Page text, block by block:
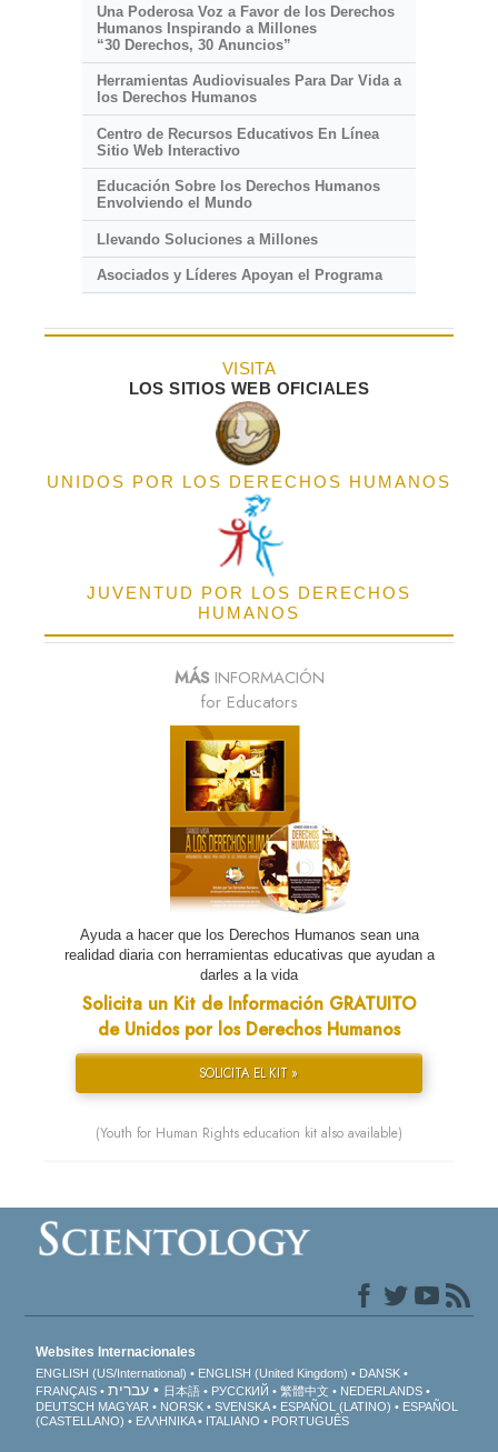
Una Poderosa Voz a Favor de los Derechos
Humanos Inspirando a Millones
“30 Derechos, 30 Anuncios”
Herramientas Audiovisuales Para Dar Vida a
los Derechos Humanos
Centro de Recursos Educativos En Línea
Sitio Web Interactivo
Educación Sobre los Derechos Humanos
Envolviendo el Mundo
Llevando Soluciones a Millones
Asociados y Líderes Apoyan el Programa
VISITA
LOS SITIOS WEB OFICIALES
UNIDOS POR LOS DERECHOS HUMANOS
JUVENTUD POR LOS DERECHOS
HUMANOS
MÁSINFORMACIÓN
for Educators
Ayuda a hacer que los Derechos Humanos sean una
realidad diaria con herramientas educativas que ayudan a
darles a la vida
Solicita un Kit de Información GRATUITO
de Unidos por los Derechos Humanos
SOLICITA EL KIT »
(Youth for Human Rights education kit also available)
Websites Internacionales
ENGLISH (US/International) ENGLISH (United Kingdom)
DANSK
FRANÇAIS
עברית 日本語 РУССКИЙ 繁體中文
NEDERLANDS
DEUTSCH MAGYAR NORSK SVENSKA ESPAÑOL (LATINO)
ESPAÑOL
(CASTELLANO)
ΕΛΛΗΝΙΚA ITALIANO PORTUGUÊS